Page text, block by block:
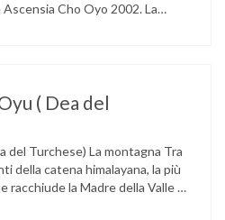
Cho Oyo 2002. La
( Dea del
del Turchese) La montagna Tra
della catena himalayana, la più
racchiude la Madre della Valle o